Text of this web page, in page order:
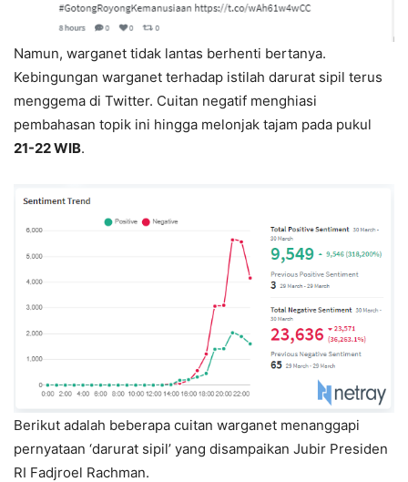
Namun, warganet tidak lantas berhenti bertanya.
Kebingungan warganet terhadap istilah darurat sipil terus
menggema di Twitter. Cuitan negatif menghiasi
pembahasan topik ini hingga melonjak tajam pada pukul
21-22 WIB.
Berikut adalah beberapa cuitan warganet menanggapi
pernyataan ‘darurat sipil’ yang disampaikan Jubir Presiden
RI Fadjroel Rachman.